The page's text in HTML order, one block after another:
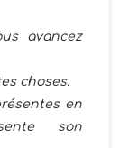
avancez
choses.
en
son